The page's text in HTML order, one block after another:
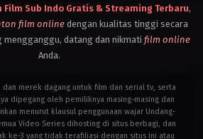
Film Sub Indo Gratis & Streaming Terbaru,
film onlinedengan kualitas tinggi secara
datang dan nikmati film online
Anda.
dan merek dagang untuk film dan serial tv, serta
dipegang oleh pemiliknya masing-masing dan
menurut klausul penggunaan wajar Undang-
Video Series dihosting di situs berbagi, dan
ke-3 yang tidak terafiliasi dengan situs ini atau